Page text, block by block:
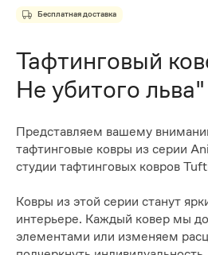
Бесплатная доставка
Тафтинговый
Не убитого льва"
Представляем вашему
тафтинговые ковры из серии
студии тафтинговых ковров
Ковры из этой серии станут
интерьере. Каждый ковер мы
элементами или изменяем